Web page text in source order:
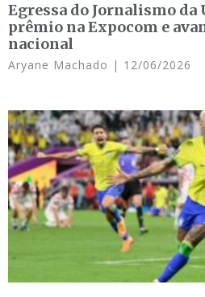
Egressa do Jornalismo da
prêmio na Expocom e
nacional
Aryane Machado 12/06/2026